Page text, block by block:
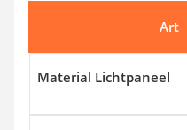
Art
Material Lichtpaneel